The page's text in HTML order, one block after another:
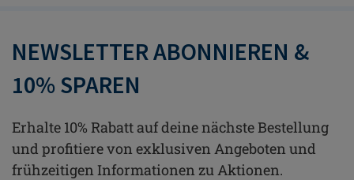
NEWSLETTER ABONNIEREN &
10% SPAREN
Erhalte 10% Rabatt auf deine nächste Bestellung
und profitiere von exklusiven Angeboten und
frühzeitigen Informationen zu Aktionen.